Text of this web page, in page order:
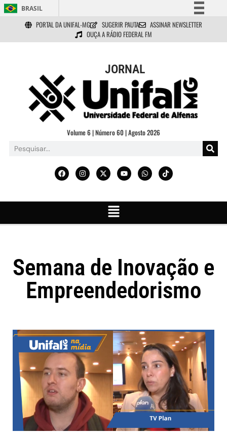
BRASIL
Simplifique!
Comunica BR
Acesso à informação
Legislação
Canais
PORTAL DA UNIFAL-MG SUGERIR PAUTA
ASSINAR NEWSLETTER
OUÇA A RÁDIO FEDERAL FM
JORNAL
Volume 6 | Número 60 | Agosto 2026
Semana de Inovação e
Empreendedorismo